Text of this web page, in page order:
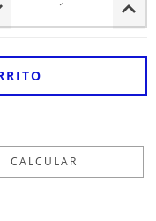
CALCULAR